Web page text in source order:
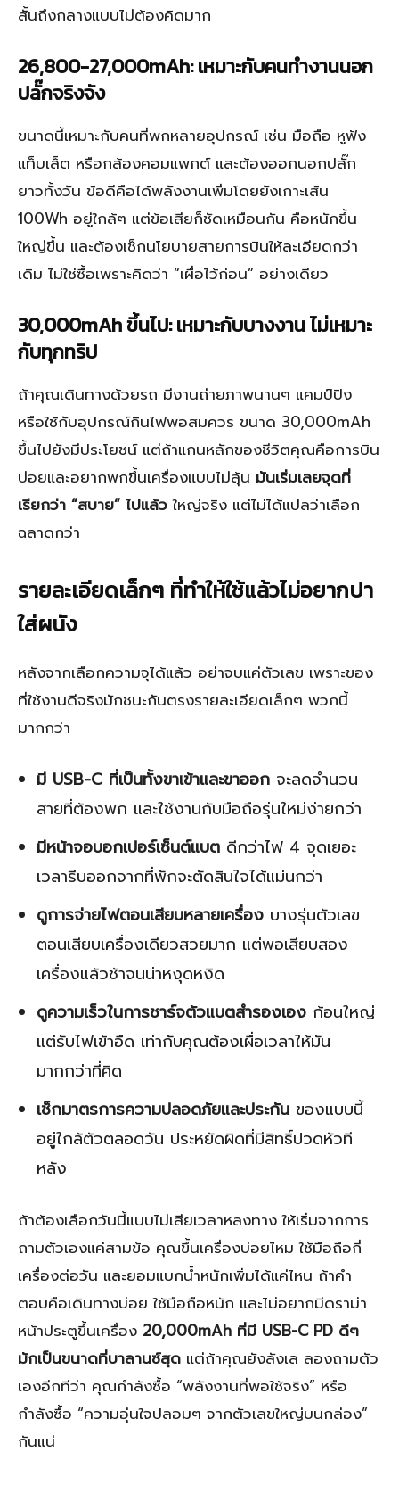
สั้นถึงกลางแบบไม่ต้องคิดมาก
26,800-27,000mAh: เหมาะกับคนทำงานนอก
ปลั๊กจริงจัง
ขนาดนี้เหมาะกับคนที่พกหลายอุปกรณ์ เช่น มือถือ หูฟัง
แท็บเล็ต หรือกล้องคอมแพกต์ และต้องออกนอกปลั๊ก
ยาวทั้งวัน ข้อดีคือได้พลังงานเพิ่มโดยยังเกาะเส้น
100Wh อยู่ใกล้ๆ แต่ข้อเสียก็ชัดเหมือนกัน คือหนักขึ้น
ใหญ่ขึ้น และต้องเช็กนโยบายสายการบินให้ละเอียดกว่า
เดิม ไม่ใช่ซื้อเพราะคิดว่า “เผื่อไว้ก่อน” อย่างเดียว
30,000mAh ขึ้นไป: เหมาะกับบางงาน ไม่เหมาะ
กับทุกทริป
ถ้าคุณเดินทางด้วยรถ มีงานถ่ายภาพนานๆ แคมป์ปิง
หรือใช้กับอุปกรณ์กินไฟพอสมควร ขนาด 30,000mAh
ขึ้นไปยังมีประโยชน์ แต่ถ้าแกนหลักของชีวิตคุณคือการบิน
บ่อยและอยากพกขึ้นเครื่องแบบไม่ลุ้น มันเริ่มเลยจุดที่
เรียกว่า “สบาย” ไปแล้วใหญ่จริง แต่ไม่ได้แปลว่าเลือก
ฉลาดกว่า
รายละเอียดเล็กๆ ที่ทำให้ใช้แล้วไม่อยากปา
ใส่ผนัง
หลังจากเลือกความจุได้แล้ว อย่าจบแค่ตัวเลข เพราะของ
ที่ใช้งานดีจริงมักชนะกันตรงรายละเอียดเล็กๆ พวกนี้
มากกว่า
มี USB-C ที่เป็นทั้งขาเข้าและขาออก จะลดจำนวน
สายที่ต้องพก และใช้งานกับมือถือรุ่นใหม่ง่ายกว่า
มีหน้าจอบอกเปอร์เซ็นต์แบต ดีกว่าไฟ 4 จุดเยอะ
เวลารีบออกจากที่พักจะตัดสินใจได้แม่นกว่า
ดูการจ่ายไฟตอนเสียบหลายเครื่อง บางรุ่นตัวเลข
ตอนเสียบเครื่องเดียวสวยมาก แต่พอเสียบสอง
เครื่องแล้วช้าจนน่าหงุดหงิด
ดูความเร็วในการชาร์จตัวแบตสำรองเอง ก้อนใหญ่
แต่รับไฟเข้าอืด เท่ากับคุณต้องเผื่อเวลาให้มัน
มากกว่าที่คิด
เช็กมาตรการความปลอดภัยและประกัน ของแบบนี้
อยู่ใกล้ตัวตลอดวัน ประหยัดผิดที่มีสิทธิ์ปวดหัวที
หลัง
ถ้าต้องเลือกวันนี้แบบไม่เสียเวลาหลงทาง ให้เริ่มจากการ
ถามตัวเองแค่สามข้อ คุณขึ้นเครื่องบ่อยไหม ใช้มือถือกี่
เครื่องต่อวัน และยอมแบกน้ำหนักเพิ่มได้แค่ไหน ถ้าคำ
ตอบคือเดินทางบ่อย ใช้มือถือหนัก และไม่อยากมีดราม่า
หน้าประตูขึ้นเครื่อง 20,000mAh ที่มี USB-C PD ดีๆ
มักเป็นขนาดที่บาลานซ์สุด แต่ถ้าคุณยังลังเล ลองถามตัว
เองอีกทีว่า คุณกำลังซื้อ “พลังงานที่พอใช้จริง” หรือ
กำลังซื้อ “ความอุ่นใจปลอมๆ จากตัวเลขใหญ่บนกล่อง”
กันแน่